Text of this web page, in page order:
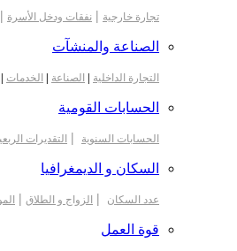
تجارة خارجية | نفقات ودخل الأسرة |
الصناعة والمنشآت
التجارة الداخلية الصناعة الخدمات
الحسابات القومية
الحسابات السنوية | التقديرات
السكان و الديمغرافيا
عدد السكان | الزواج و الطلاق |
قوة العمل